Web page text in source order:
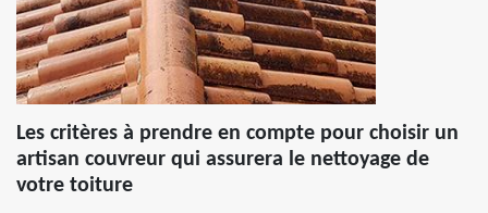
Les critères à prendre en compte pour choisir un
artisan couvreur qui assurera le nettoyage de
votre toiture